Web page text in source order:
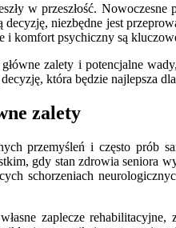
w przeszłość.
niezbędne jest
i komfort psychiczny są
zalety i potencjalne
która będzie najlepsza
zalety
przemyśleń i często prób
gdy stan zdrowia seniora
schorzeniach
zaplecze